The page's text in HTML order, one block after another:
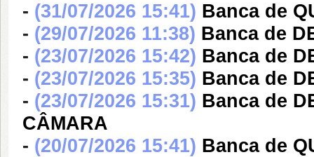
- (31/07/2026 15:41) Banca de
- (29/07/2026 11:38) Banca de
- (23/07/2026 15:42) Banca de
- (23/07/2026 15:35) Banca de
- (23/07/2026 15:31) Banca de
CÂMARA
- (20/07/2026 15:41) Banca de